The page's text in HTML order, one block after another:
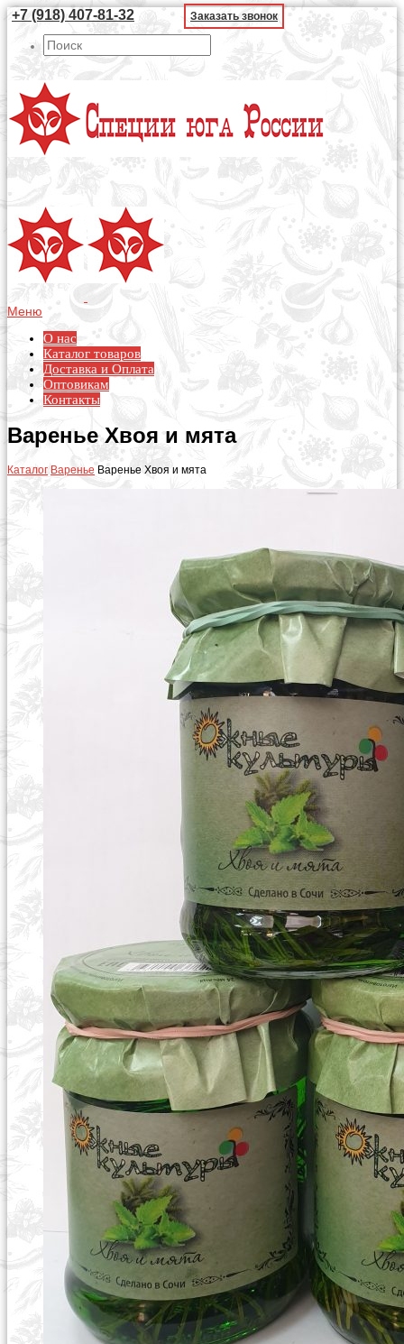
+7 (918) 407-81-32 Заказать звонок
Меню
О нас
Каталог товаров
Доставка и Оплата
Оптовикам
Контакты
Варенье Хвоя и мята
Каталог Варенье Варенье Хвоя и мята